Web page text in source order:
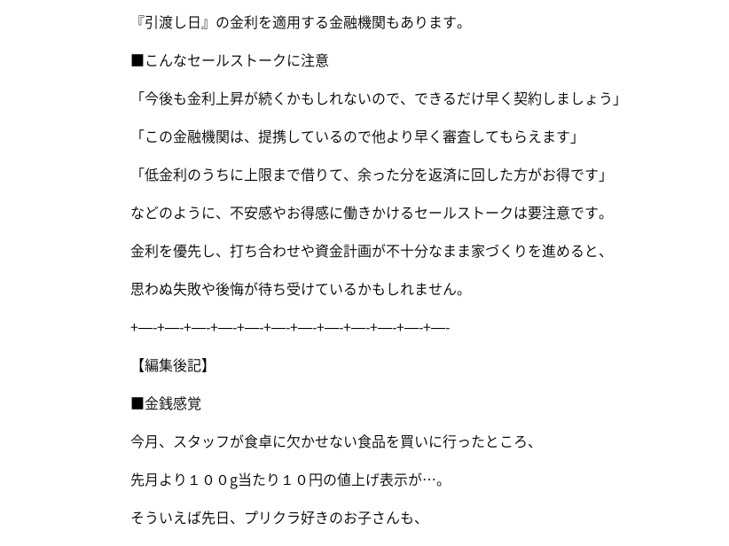
『引渡し日』の金利を適用する金融機関もあります。
■こんなセールストークに注意
「今後も金利上昇が続くかもしれないので、できるだけ早く契約しましょう」
「この金融機関は、提携しているので他より早く審査してもらえます」
「低金利のうちに上限まで借りて、余った分を返済に回した方がお得です」
などのように、不安感やお得感に働きかけるセールストークは要注意です。
金利を優先し、打ち合わせや資金計画が不十分なまま家づくりを進めると、
思わぬ失敗や後悔が待ち受けているかもしれません。
+—-+—-+—-+—-+—-+—-+—-+—-+—-+—-+—-+—-
【編集後記】
■金銭感覚
今月、スタッフが食卓に欠かせない食品を買いに行ったところ、
先月より１００g当たり１０円の値上げ表示が…。
そういえば先日、プリクラ好きのお子さんも、